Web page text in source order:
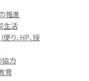
推進
生活
り、HP、授
力
育